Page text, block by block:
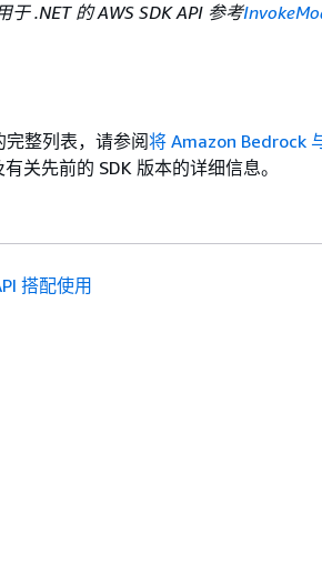
于 .NET 的 AWS SDK API 参考
完整列表，请参阅将 Amazon Bedrock
关先前的 SDK 版本的详细信息。
搭配使用